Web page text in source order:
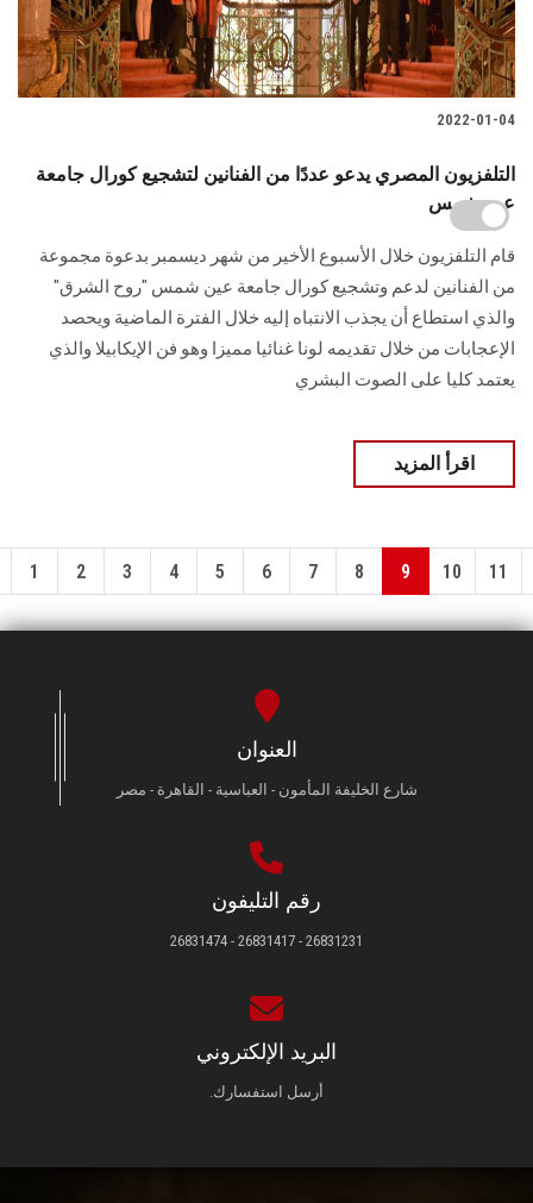
2022-01-04
التلفزيون المصري يدعو عددًا من الفنانين لتشجيع كورال جامعة
عين شمس
قام التلفزيون خلال الأسبوع الأخير من شهر ديسمبر بدعوة مجموعة
من الفنانين لدعم وتشجيع كورال جامعة عين شمس "روح الشرق"
والذي استطاع أن يجذب الانتباه إليه خلال الفترة الماضية ويحصد
الإعجابات من خلال تقديمه لونا غنائيا مميزا وهو فن الإيكابيلا والذي
يعتمد كليا على الصوت البشري
اقرأ المزيد
1 2 3 4 5 6 7 8 9 10 11
العنوان
شارع الخليفة المأمون - العباسية - القاهرة - مصر
رقم التليفون
26831231 - 26831417 - 26831474
البريد الإلكتروني
أرسل استفسارك.